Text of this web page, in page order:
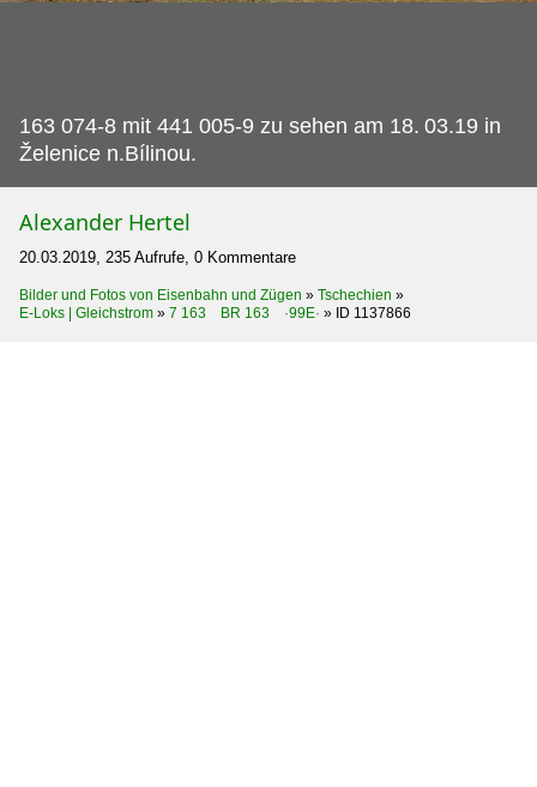
163 074-8 mit 441 005-9 zu sehen am 18. 03.19 in
Želenice n.Bílinou.
Alexander Hertel
20.03.2019, 235 Aufrufe, 0 Kommentare
Bilder und Fotos von Eisenbahn und Zügen » Tschechien »
E-Loks | Gleichstrom » 7 163 BR 163 ·99E· » ID 1137866